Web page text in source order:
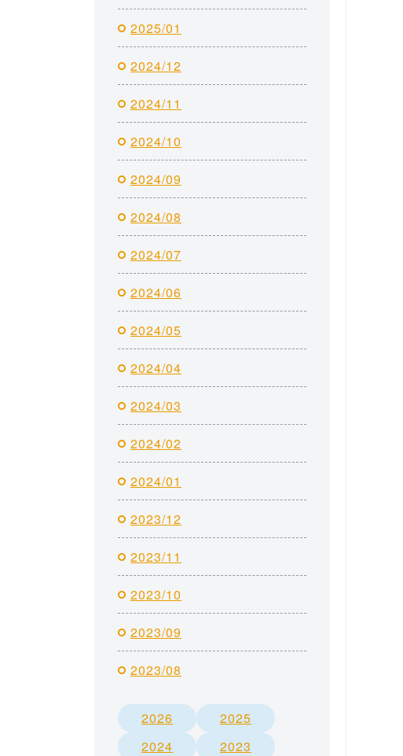
2025/01
2024/12
2024/11
2024/10
2024/09
2024/08
2024/07
2024/06
2024/05
2024/04
2024/03
2024/02
2024/01
2023/12
2023/11
2023/10
2023/09
2023/08
2026
2025
2024
2023